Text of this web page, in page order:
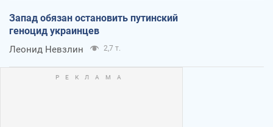
Запад обязан остановить путинский
геноцид украинцев
Леонид Невзлин 2,7 т.